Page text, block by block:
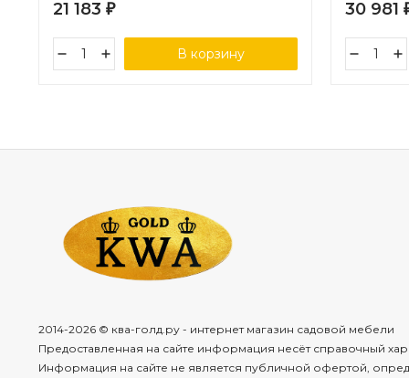
21 183 ₽
В корзину
30 981
2014-2026 © ква-голд.ру - интернет магазин садовой мебели
Предоставленная на сайте информация несёт справочный
Информация на сайте не является публичной офертой,